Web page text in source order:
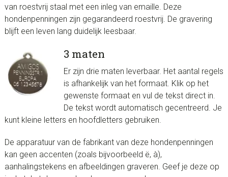
van roestvrij staal met een inleg van emaille. Deze
hondenpenningen zijn gegarandeerd roestvrij. De gravering
blijft een leven lang duidelijk leesbaar.
3 maten
Er zijn drie maten leverbaar. Het aantal regels
is afhankelijk van het formaat. Klik op het
gewenste formaat en vul de tekst direct in.
De tekst wordt automatisch gecentreerd. Je
kunt kleine letters en hoofdletters gebruiken.
De apparatuur van de fabrikant van deze hondenpenningen
kan geen accenten (zoals bijvoorbeeld ë, à),
aanhalingstekens en afbeeldingen graveren. Geef je deze op